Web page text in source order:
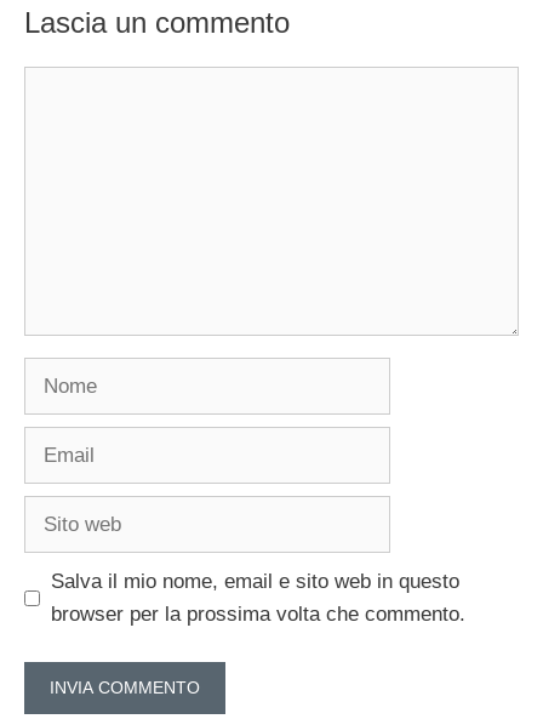
Lascia un commento
Nome
Email
Sito
Salva il mio nome, email e sito web in questo
browser per la prossima volta che commento.